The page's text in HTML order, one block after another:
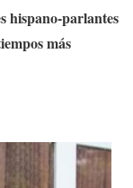
hispano-parlantes
más